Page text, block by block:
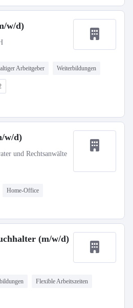
w/d)
Arbeitgeber Weiterbildungen
w/d)
und Rechtsanwälte
Home-Office
(m/w/d)
Flexible Arbeitszeiten